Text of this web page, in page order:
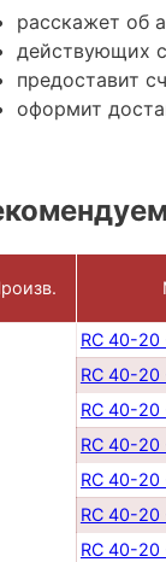
расскажет об
действующих
предоставит
оформит
RC 40-20
RC 40-20
RC 40-20
RC 40-20
RC 40-20
RC 40-20
RC 40-20